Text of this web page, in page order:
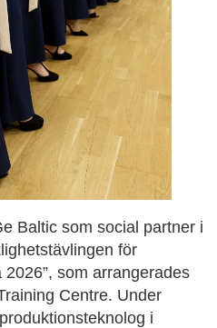
Baltic som social partner i
för
som arrangerades
Centre. Under
i